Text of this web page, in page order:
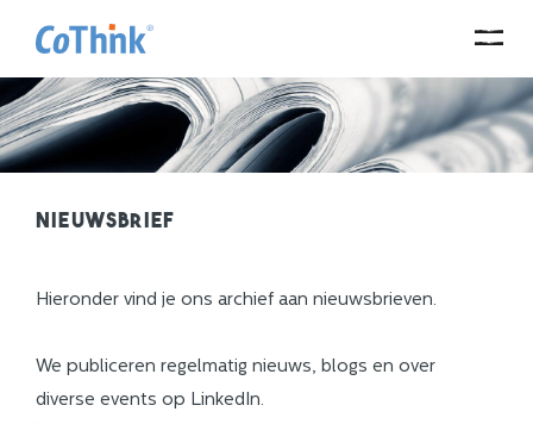
Nieuwsbrief
Hieronder vind je ons archief aan nieuwsbrieven.
We publiceren regelmatig nieuws, blogs en over
diverse events op LinkedIn.